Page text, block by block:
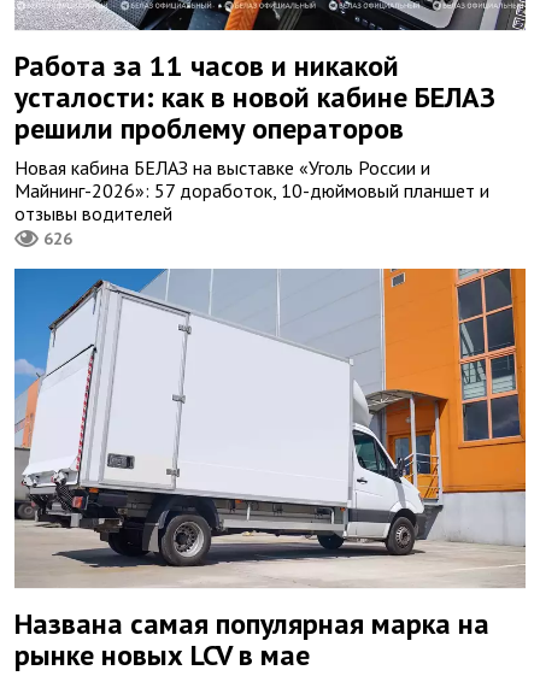
Работа за 11 часов и никакой
усталости: как в новой кабине БЕЛАЗ
решили проблему операторов
Новая кабина БЕЛАЗ на выставке «Уголь России и
Майнинг-2026»: 57 доработок, 10-дюймовый планшет и
отзывы водителей
626
Названа самая популярная марка на
рынке новых LCV в мае